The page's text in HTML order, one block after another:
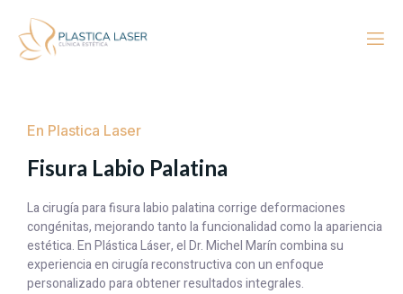
En Plastica Laser
Fisura Labio Palatina
La cirugía para fisura labio palatina corrige deformaciones
congénitas, mejorando tanto la funcionalidad como la apariencia
estética. En Plástica Láser, el Dr. Michel Marín combina su
experiencia en cirugía reconstructiva con un enfoque
personalizado para obtener resultados integrales.